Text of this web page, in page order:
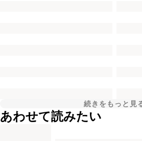
続きをもっと見
あわせて読みたい